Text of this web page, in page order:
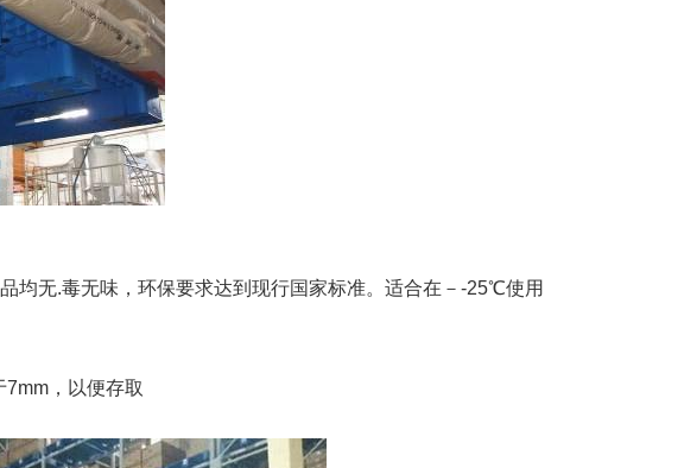
均无.毒无味，环保要求达到现行国家标准。适合在－-25℃使用
，以便存取